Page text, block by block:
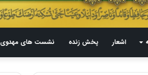
اشعار پخش زنده نشست های مهدوی